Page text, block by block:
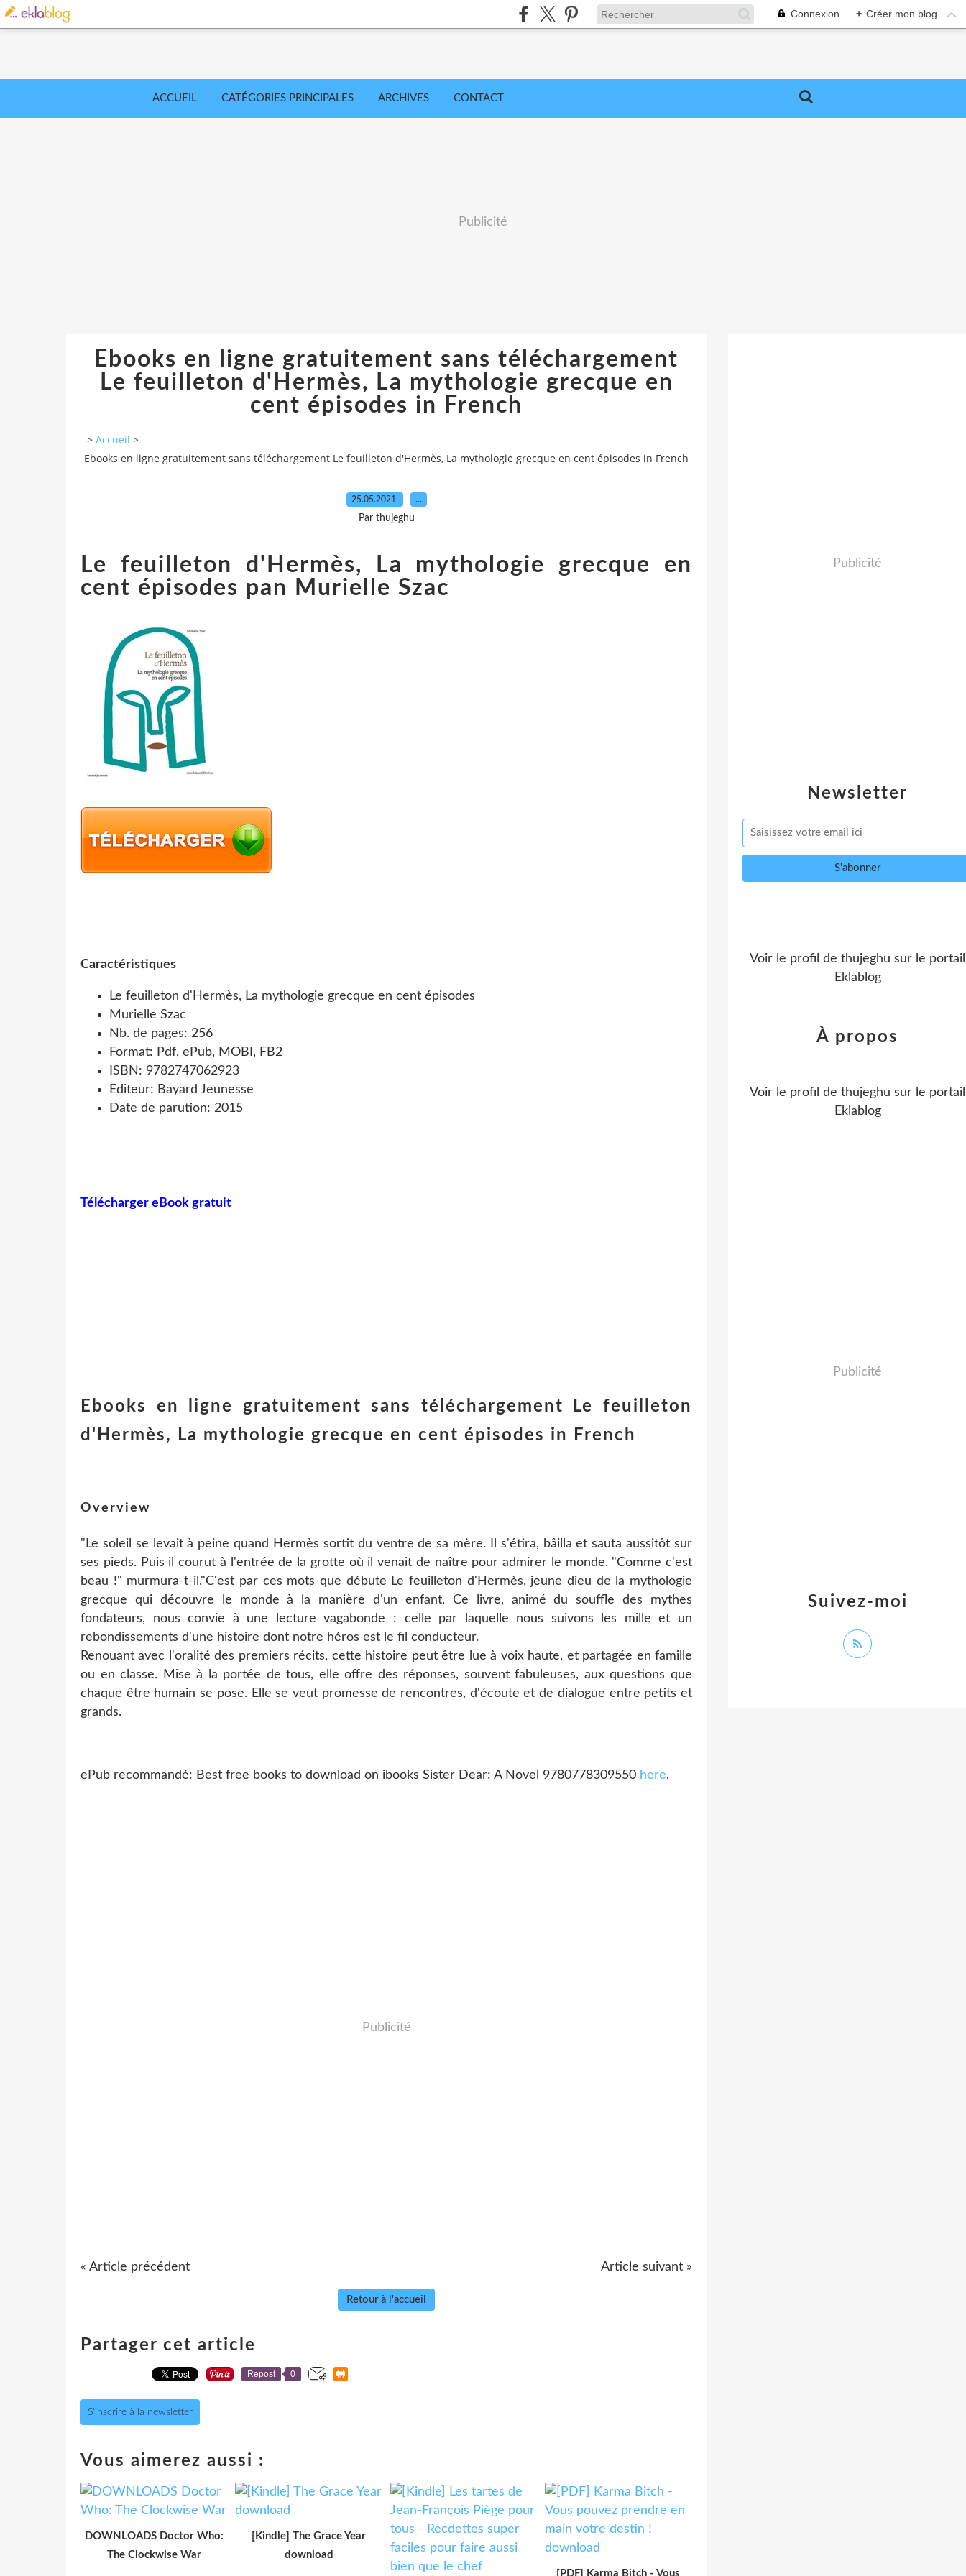
Connexion + Créer mon blog
ACCUEIL CATÉGORIES PRINCIPALES ARCHIVES CONTACT
Publicité
Ebooks en ligne gratuitement sans téléchargement
Le feuilleton d'Hermès, La mythologie grecque en
cent épisodes in French
> Accueil >
Ebooks en ligne gratuitement sans téléchargement Le feuilleton d'Hermès, La mythologie grecque en cent épisodes in French
25.05.2021 …
Par thujeghu
Le feuilleton d'Hermès, La mythologie grecque en
cent épisodes pan Murielle Szac
Caractéristiques
Le feuilleton d'Hermès, La mythologie grecque en cent épisodes
Murielle Szac
Nb. de pages: 256
Format: Pdf, ePub, MOBI, FB2
ISBN: 9782747062923
Editeur: Bayard Jeunesse
Date de parution: 2015
Télécharger eBook gratuit
Ebooks en ligne gratuitement sans téléchargement Le feuilleton
d'Hermès, La mythologie grecque en cent épisodes in French
Overview
"Le soleil se levait à peine quand Hermès sortit du ventre de sa mère. Il s'étira, bâilla et sauta aussitôt sur
ses pieds. Puis il courut à l'entrée de la grotte où il venait de naître pour admirer le monde. "Comme c'est
beau !" murmura-t-il."C'est par ces mots que débute Le feuilleton d'Hermès, jeune dieu de la mythologie
grecque qui découvre le monde à la manière d'un enfant. Ce livre, animé du souffle des mythes
fondateurs, nous convie à une lecture vagabonde : celle par laquelle nous suivons les mille et un
rebondissements d'une histoire dont notre héros est le fil conducteur.
Renouant avec l'oralité des premiers récits, cette histoire peut être lue à voix haute, et partagée en famille
ou en classe. Mise à la portée de tous, elle offre des réponses, souvent fabuleuses, aux questions que
chaque être humain se pose. Elle se veut promesse de rencontres, d'écoute et de dialogue entre petits et
grands.
ePub recommandé: Best free books to download on ibooks Sister Dear: A Novel 9780778309550 here,
Publicité
« Article précédent Article suivant »
Retour à l'accueil
Partager cet article
Repost 0
S'inscrire à la newsletter
Vous aimerez aussi :
DOWNLOADS Doctor Who:
The Clockwise War
[Kindle] The Grace Year
download
[PDF] Karma Bitch - Vous
Newsletter
Publicité
Voir le profil de thujeghu sur le portail
Eklablog
Suivez-moi
À propos
Voir le profil de thujeghu sur le portail
Eklablog
Publicité